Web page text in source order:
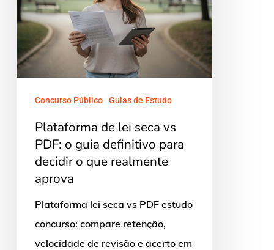
vs
PDF:
o
guia
definitivo
decidir
Concurso Público Guias de Estudo
Plataforma de lei seca vs
PDF: o guia definitivo para
decidir o que realmente
aprova
Plataforma lei seca vs PDF estudo
concurso: compare retenção,
velocidade de revisão e acerto em